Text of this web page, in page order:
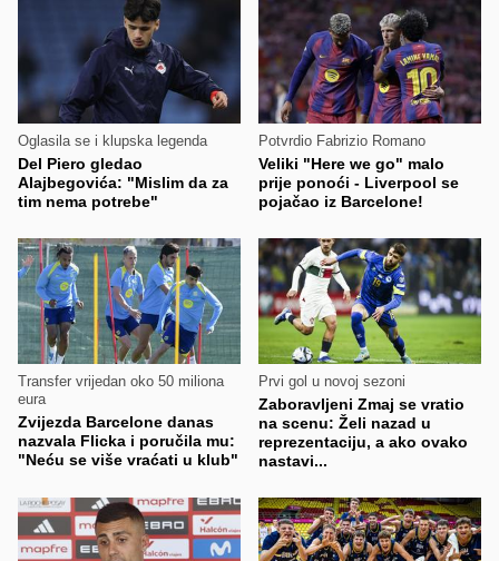
Oglasila se i klupska legenda
Del Piero gledao
Alajbegovića: "Mislim da za
tim nema potrebe"
Potvrdio Fabrizio Romano
Veliki "Here we go" malo
prije ponoći - Liverpool se
pojačao iz Barcelone!
Transfer vrijedan oko 50 miliona
eura
Zvijezda Barcelone danas
nazvala Flicka i poručila mu:
"Neću se više vraćati u klub"
Prvi gol u novoj sezoni
Zaboravljeni Zmaj se vratio
na scenu: Želi nazad u
reprezentaciju, a ako ovako
nastavi...